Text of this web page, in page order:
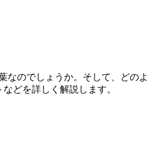
なのでしょうか。そして、どのよ
どを詳しく解説します。